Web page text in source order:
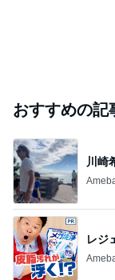
おすすめの記
川崎
レジ